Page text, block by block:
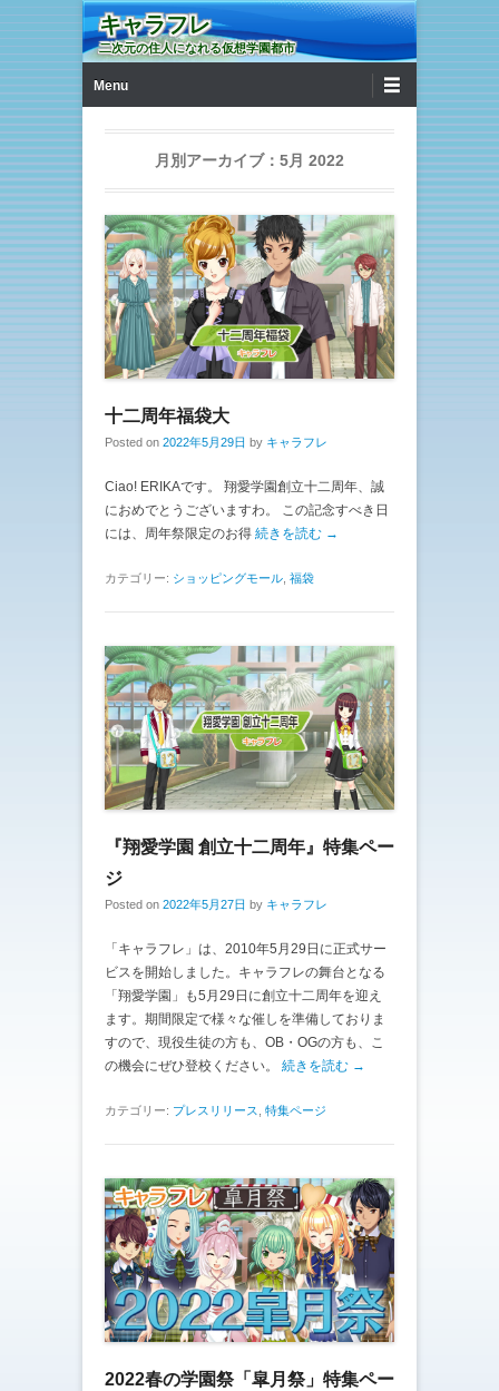
キャラフレ
二次元の住人になれる仮想学園都市
Menu
月別アーカイブ： 5月 2022
十二周年福袋大
Posted on 2022年5月29日 by キャラフレ
Ciao! ERIKAです。 翔愛学園創立十二周年、誠
におめでとうございますわ。 この記念すべき日
には、周年祭限定のお得 続きを読む →
カテゴリー: ショッピングモール 福袋
『翔愛学園 創立十二周年』特集ペー
ジ
Posted on 2022年5月27日 by キャラフレ
「キャラフレ」は、2010年5月29日に正式サー
ビスを開始しました。キャラフレの舞台となる
「翔愛学園」も5月29日に創立十二周年を迎え
ます。期間限定で様々な催しを準備しておりま
すので、現役生徒の方も、OB・OGの方も、こ
の機会にぜひ登校ください。 続きを読む →
カテゴリー: プレスリリース 特集ページ
2022春の学園祭「皐月祭」特集ペー